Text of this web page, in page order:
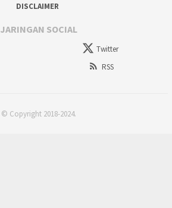
DISCLAIMER
JARINGAN SOCIAL
Twitter
RSS
© Copyright 2018-2024.